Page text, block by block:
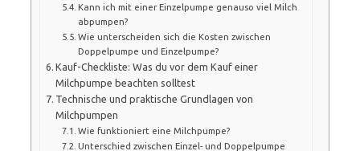
Kann ich mit einer Einzelpumpe genauso viel Milch
abpumpen?
Wie unterscheiden sich die Kosten zwischen
Doppelpumpe und Einzelpumpe?
Kauf-Checkliste: Was du vor dem Kauf einer
Milchpumpe beachten solltest
Technische und praktische Grundlagen von
Milchpumpen
Wie funktioniert eine Milchpumpe?
Unterschied zwischen Einzel- und Doppelpumpe